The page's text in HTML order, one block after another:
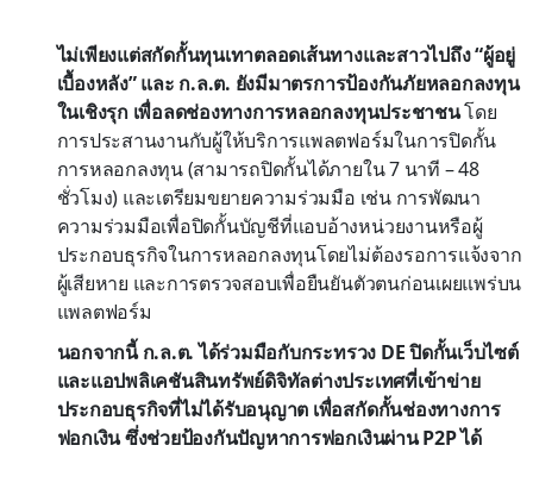
ไม่เพียงแต่สกัดกั้นทุนเทาตลอดเส้นทางและสาวไปถึง “ผู้อยู่
เบื้องหลัง” และ ก.ล.ต. ยังมีมาตรการป้องกันภัยหลอกลงทุน
ในเชิงรุก เพื่อลดช่องทางการหลอกลงทุนประชาชนโดย
การประสานงานกับผู้ให้บริการแพลตฟอร์มในการปิดกั้น
การหลอกลงทุน (สามารถปิดกั้นได้ภายใน 7 นาที – 48
ชั่วโมง) และเตรียมขยายความร่วมมือ เช่น การพัฒนา
ความร่วมมือเพื่อปิดกั้นบัญชีที่แอบอ้างหน่วยงานหรือผู้
ประกอบธุรกิจในการหลอกลงทุนโดยไม่ต้องรอการแจ้งจาก
ผู้เสียหาย และการตรวจสอบเพื่อยืนยันตัวตนก่อนเผยแพร่บน
แพลตฟอร์ม
นอกจากนี้ ก.ล.ต. ได้ร่วมมือกับกระทรวง DE ปิดกั้นเว็บไซต์
และแอปพลิเคชันสินทรัพย์ดิจิทัลต่างประเทศที่เข้าข่าย
ประกอบธุรกิจที่ไม่ได้รับอนุญาต เพื่อสกัดกั้นช่องทางการ
ฟอกเงิน ซึ่งช่วยป้องกันปัญหาการฟอกเงินผ่าน P2P ได้